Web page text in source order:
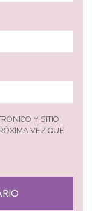
Y SITIO
VEZ QUE